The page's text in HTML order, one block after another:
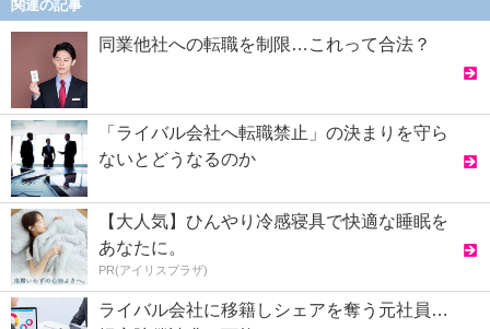
関連の記事
同業他社への転職を制限…これって合法？
「ライバル会社へ転職禁止」の決まりを守ら
ないとどうなるのか
【大人気】ひんやり冷感寝具で快適な睡眠を
あなたに。
PR(アイリスプラザ)
ライバル会社に移籍しシェアを奪う元社員…